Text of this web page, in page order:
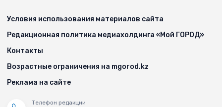
Условия использования материалов сайта
Редакционная политика медиахолдинга «Мой ГОРОД»
Контакты
Возрастные ограничения на mgorod.kz
Реклама на сайте
Телефон редакции